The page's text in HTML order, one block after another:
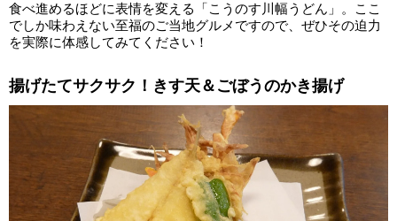
食べ進めるほどに表情を変える「こうのす川幅うどん」。ここ
でしか味わえない至福のご当地グルメですので、ぜひその迫力
を実際に体感してみてください！
揚げたてサクサク！きす天＆ごぼうのかき揚げ